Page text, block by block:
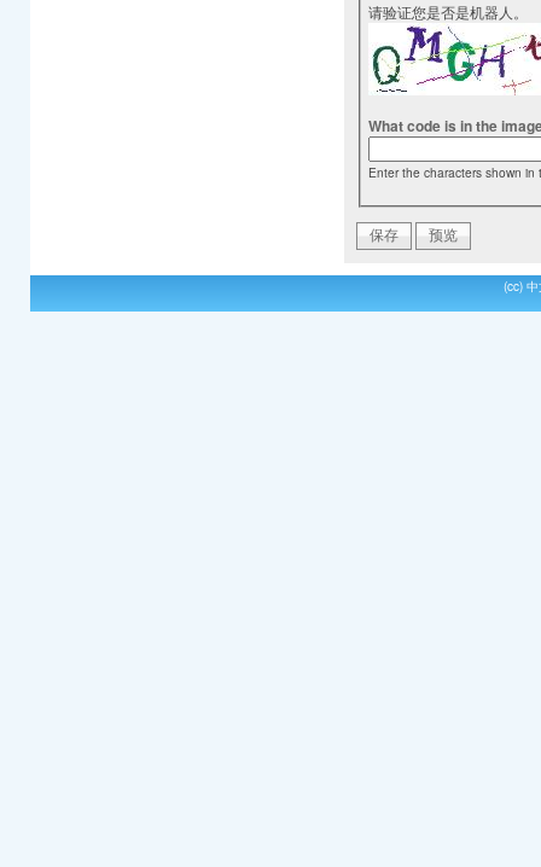
请验证您是否是机器人。
What code is in the
Enter the characters shown in
(cc)中